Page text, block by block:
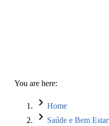
You are here:
Home
Saúde e Bem Estar